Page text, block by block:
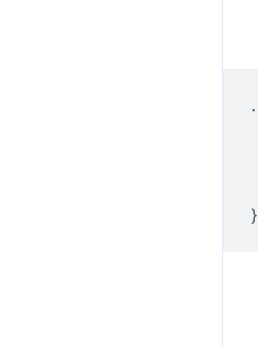
.
}